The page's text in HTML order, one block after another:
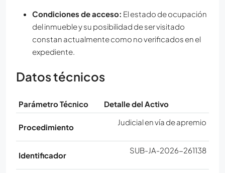
Condiciones de acceso: El estado de ocupación
del inmueble y su posibilidad de ser visitado
constan actualmente como no verificados en el
expediente.
Datos técnicos
Parámetro Técnico Detalle del Activo
Procedimiento
Judicial en vía de apremio
Identificador
SUB-JA-2026-261138